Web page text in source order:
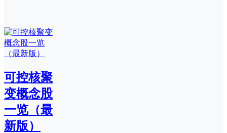
可控核聚
变概念股
一览（最
新版）